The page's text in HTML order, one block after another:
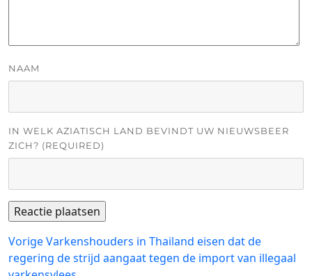
NAAM
IN WELK AZIATISCH LAND BEVINDT UW NIEUWSBEER
ZICH? (REQUIRED)
Bericht
navigatie
VorigeVorig
bericht:
Varkenshouders in Thailand eisen dat de
regering de strijd aangaat tegen de import van illegaal